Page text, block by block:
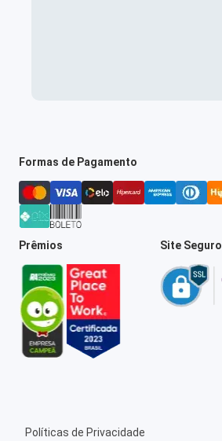
Formas de Pagamento
Prêmios Site Seguro
Políticas de Privacidade